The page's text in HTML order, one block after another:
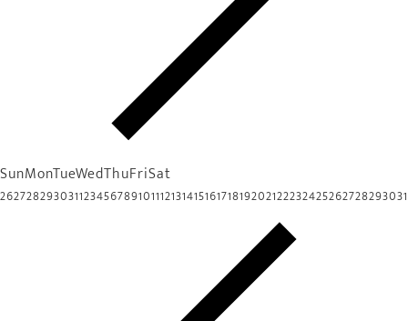
SunMonTueWedThuFriSat
26272829303112345678910111213141516171819202122232425262728293031